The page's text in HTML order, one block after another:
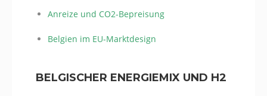
Anreize und CO2-Bepreisung
Belgien im EU-Marktdesign
BELGISCHER ENERGIEMIX UND H2